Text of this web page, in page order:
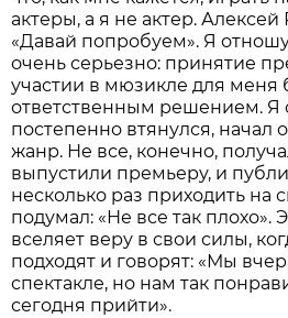
актеры, а я не актер.
«Давай попробуем». Я
очень серьезно: принятие
участии в мюзикле для меня
ответственным решением. Я
постепенно втянулся, начал
жанр. Не все, конечно,
выпустили премьеру, и
несколько раз приходить на
подумал: «Не все так плохо».
вселяет веру в свои силы,
подходят и говорят: «Мы
спектакле, но нам так
сегодня прийти».